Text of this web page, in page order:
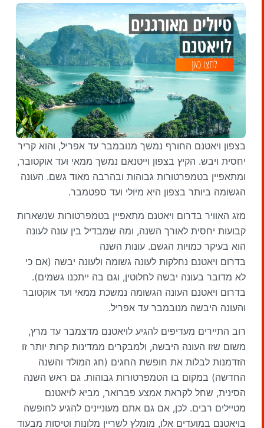
בצפון ויאטנם החורף נמשך מנובמבר עד אפריל, והוא קריר
יחסית ויבש. הקיץ בצפון וייטנאם נמשך ממאי ועד אוקטובר,
ומתאפיין בטמפרטורות גבוהות ובהרבה מאוד גשם. העונה
הגשומה ביותר בצפון היא מיולי ועד ספטמבר.
מזג האוויר בדרום ויאטנם מתאפיין בטמפרטורות שנשארות
קבועות יחסית לאורך השנה, ומה שמבדיל בין עונה לעונה
הוא בעיקר כמויות הגשם. עונות השנה
בדרום ויאטנם נחלקות לעונה גשומה ולעונה יבשה (אם כי
לא מדובר בעונה יבשה לחלוטין, וגם בה ייתכנו גשמים).
בדרום ויאטנם העונה הגשומה נמשכת ממאי ועד אוקטובר
והעונה היבשה מנובמבר עד אפריל.
רוב התיירים מעדיפים להגיע לויאטנם מדצמבר עד מרץ,
משום שזו העונה היבשה, ולמבקרים ממדינות קרות יותר זו
הזדמנות לבלות את חופשת החגים (חג המולד והשנה
החדשה) במקום בו הטמפרטורות גבוהות. גם ראש השנה
הסינית, שחל לקראת אמצע פברואר, מביא לויאטנם
מטיילים רבים. לכן, אם גם אתם מעוניינים להגיע לחופשה
בויאטנם במועדים אלו, מומלץ לשריין מלונות וטיסות מבעוד